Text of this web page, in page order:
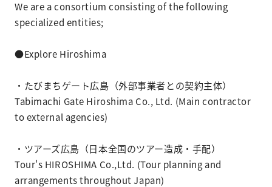
We are a consortium consisting of the following
specialized entities;
●Explore Hiroshima
・たびまちゲート広島（外部事業者との契約主体）
Tabimachi Gate Hiroshima Co., Ltd. (Main contractor
to external agencies)
・ツアーズ広島（日本全国のツアー造成・手配）
Tour's HIROSHIMA Co.,Ltd. (Tour planning and
arrangements throughout Japan)